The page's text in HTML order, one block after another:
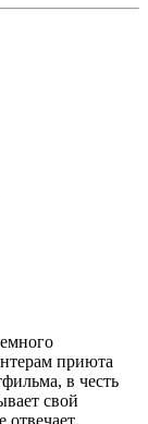
приюта
в честь
свой